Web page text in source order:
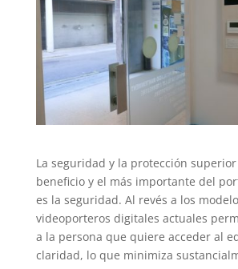
La seguridad y la protección
beneficio y el más importante del
es la seguridad. Al revés a los
videoporteros digitales actuales
a la persona que quiere acceder al
claridad, lo que minimiza